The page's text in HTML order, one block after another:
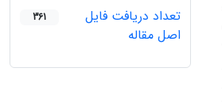
تعداد دریافت فایل
اصل مقاله
361